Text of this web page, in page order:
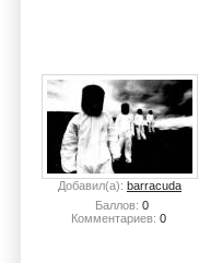
Добавил(а): barracuda
Баллов: 0
Комментариев: 0